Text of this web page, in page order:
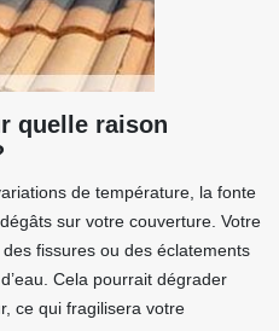
quelle raison
de température, la fonte
sur votre couverture. Votre
fissures ou des éclatements
Cela pourrait dégrader
ce qui fragilisera votre